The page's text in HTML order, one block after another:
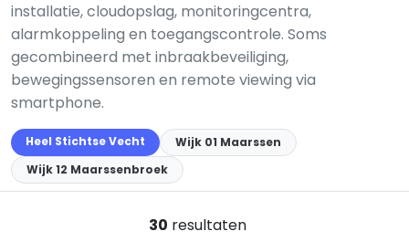
installatie, cloudopslag, monitoringcentra,
alarmkoppeling en toegangscontrole. Soms
gecombineerd met inbraakbeveiliging,
bewegingssensoren en remote viewing via
smartphone.
Heel Stichtse Vecht
Wijk 01 Maarssen
Wijk 12 Maarssenbroek
30 resultaten